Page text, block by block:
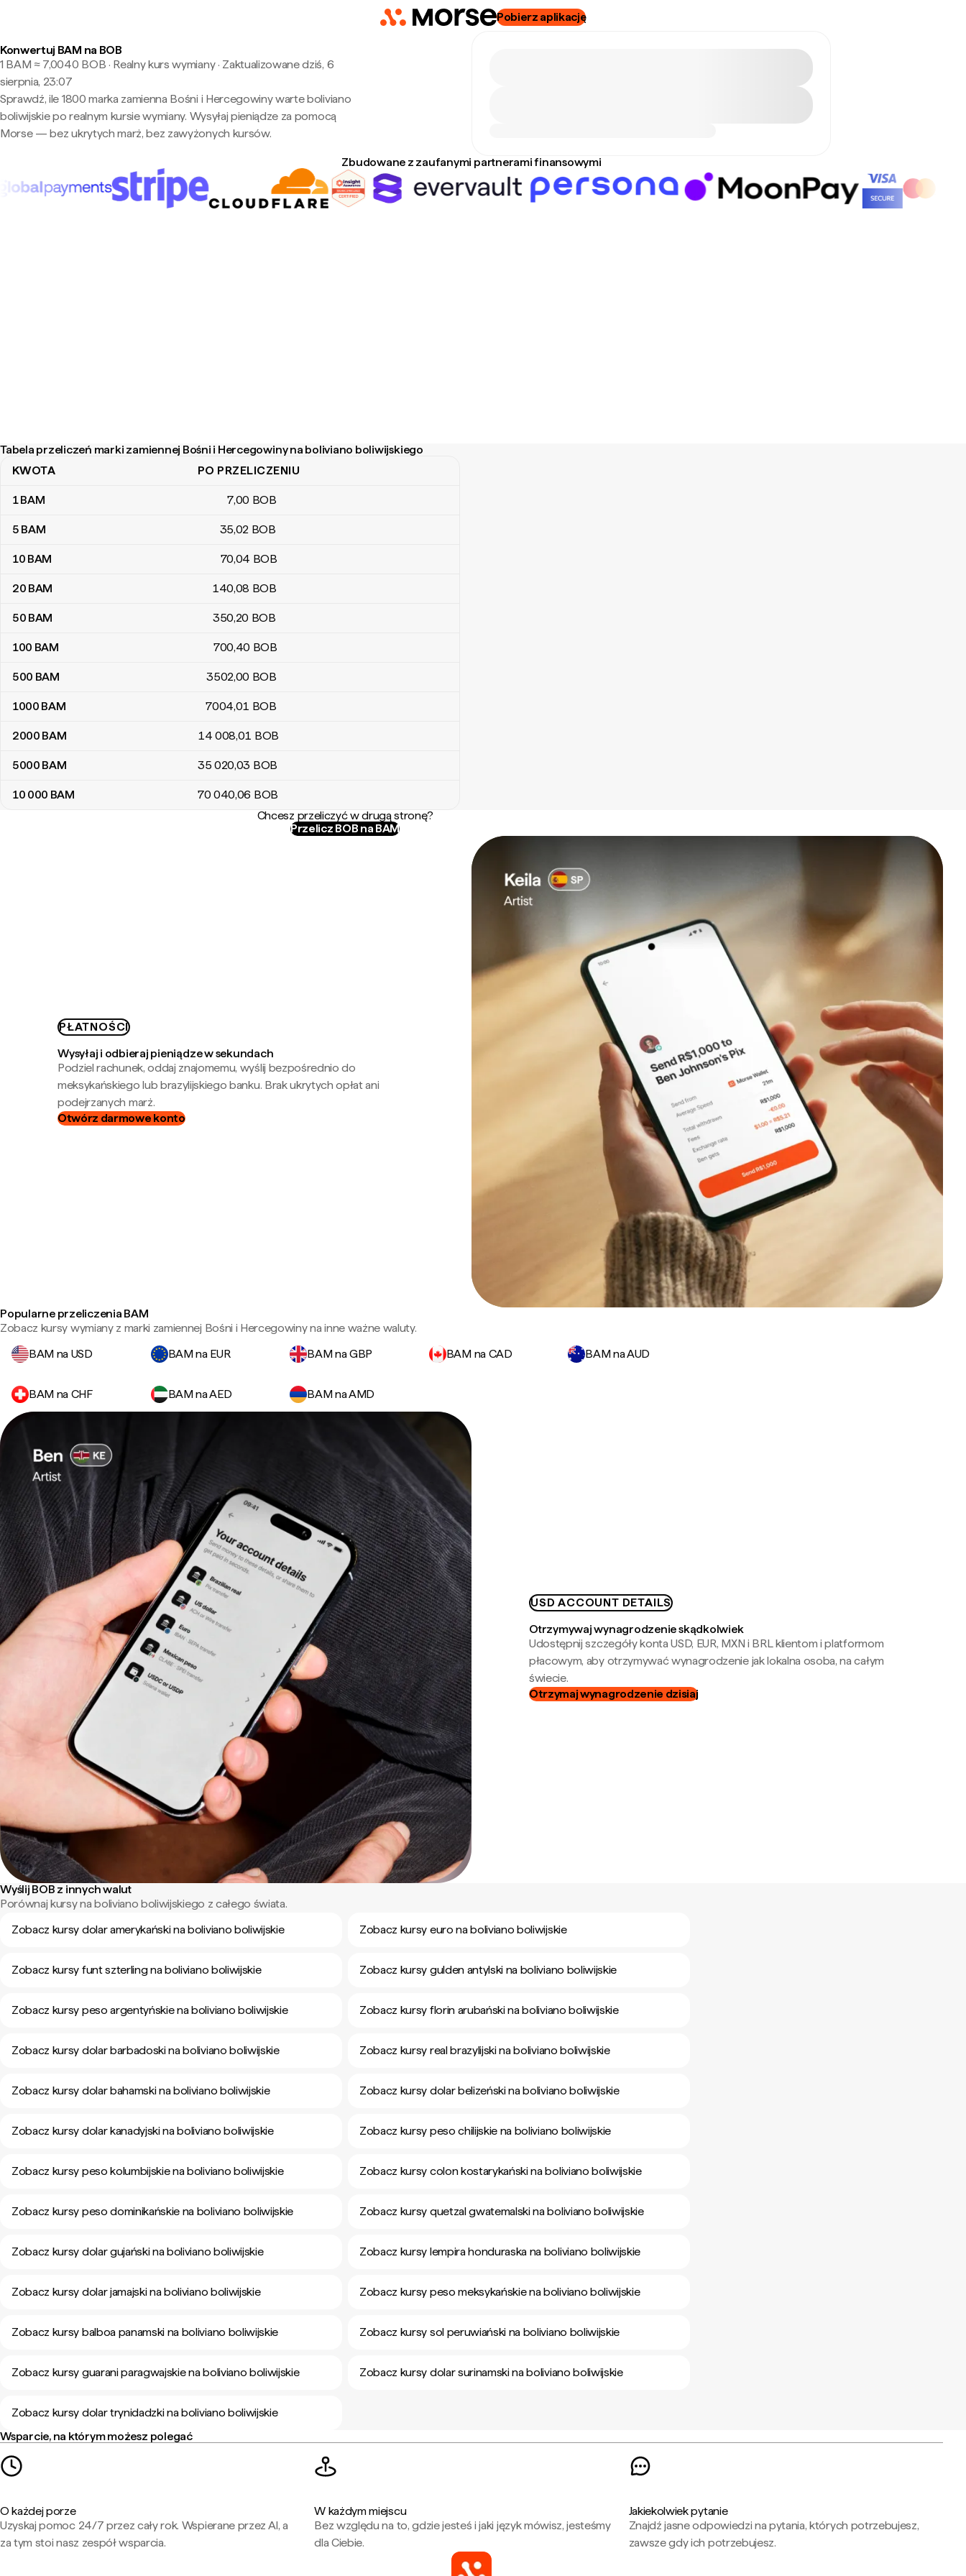
Pobierz aplikację
Konwertuj BAM na BOB
1 BAM ≈ 7,0040 BOB · Realny kurs wymiany· Zaktualizowane dziś, 6
sierpnia, 23:07
Sprawdź, ile 1800 marka zamienna Bośni i Hercegowiny warte boliviano
boliwijskie po realnym kursie wymiany. Wysyłaj pieniądze za pomocą
Morse — bez ukrytych marż, bez zawyżonych kursów.
Zbudowane z zaufanymi partnerami finansowymi
Tabela przeliczeń marki zamiennej Bośni i Hercegowiny na boliviano boliwijskiego
Tabela przeliczeń marki zamiennej Bośni i Hercegowiny na boliviano boliwijskiego
KWOTA PO PRZELICZENIU
1BAM 7,00 BOB
5 BAM 35,02 BOB
10 BAM 70,04 BOB
20 BAM 140,08 BOB
50 BAM 350,20 BOB
100 BAM 700,40 BOB
500 BAM 3502,00 BOB
1000 BAM 7004,01 BOB
2000 BAM 14 008,01 BOB
5000 BAM 35 020,03 BOB
10 000 BAM 70 040,06 BOB
Chcesz przeliczyć w drugą stronę?
Przelicz BOB na BAM
PŁATNOŚCI
Wysyłaj i odbieraj pieniądze w sekundach
Podziel rachunek, oddaj znajomemu, wyślij bezpośrednio do
meksykańskiego lub brazylijskiego banku. Brak ukrytych opłat ani
podejrzanych marż.
Otwórz darmowe konto
Popularne przeliczenia BAM
Zobacz kursy wymiany z marki zamiennej Bośni i Hercegowiny na inne ważne waluty.
BAM na USD
BAM na EUR BAM na GBP BAM na CAD BAM na AUD
BAM na CHF BAM na AED BAM na AMD
USD ACCOUNT DETAILS
Otrzymywaj wynagrodzenie skądkolwiek
Udostępnij szczegóły konta USD, EUR, MXN i BRL klientom i platformom
płacowym, aby otrzymywać wynagrodzenie jak lokalna osoba, na całym
świecie.
Otrzymaj wynagrodzenie dzisiaj
Wyślij BOB z innych walut
Porównaj kursy na boliviano boliwijskiego z całego świata.
Zobacz kursy dolar amerykański na boliviano boliwijskie
Zobacz kursy euro na boliviano boliwijskie
Zobacz kursy funt szterling na boliviano boliwijskie Zobacz kursy gulden antylski na boliviano boliwijskie
Zobacz kursy peso argentyńskie na boliviano boliwijskie Zobacz kursy florin arubański na boliviano boliwijskie
Zobacz kursy dolar barbadoski na boliviano boliwijskie Zobacz kursy real brazylijski na boliviano boliwijskie
Zobacz kursy dolar bahamski na boliviano boliwijskie Zobacz kursy dolar belizeński na boliviano boliwijskie
Zobacz kursy dolar kanadyjski na boliviano boliwijskie Zobacz kursy peso chilijskie na boliviano boliwijskie
Zobacz kursy peso kolumbijskie na boliviano boliwijskie Zobacz kursy colon kostarykański na boliviano boliwijskie
Zobacz kursy peso dominikańskie na boliviano boliwijskie Zobacz kursy quetzal gwatemalski na boliviano boliwijskie
Zobacz kursy dolar gujański na boliviano boliwijskie Zobacz kursy lempira honduraska na boliviano boliwijskie
Zobacz kursy dolar jamajski na boliviano boliwijskie Zobacz kursy peso meksykańskie na boliviano boliwijskie
Zobacz kursy balboa panamski na boliviano boliwijskie Zobacz kursy sol peruwiański na boliviano boliwijskie
Zobacz kursy guarani paragwajskie na boliviano boliwijskie Zobacz kursy dolar surinamski na boliviano boliwijskie
Zobacz kursy dolar trynidadzki na boliviano boliwijskie
Wsparcie, na którym możesz polegać
O każdej porze
Uzyskaj pomoc 24/7 przez cały rok. Wspierane przez AI, a
za tym stoi nasz zespół wsparcia.
W każdym miejscu
Bez względu na to, gdzie jesteś i jaki język mówisz, jesteśmy
dla Ciebie.
Jakiekolwiek pytanie
Znajdź jasne odpowiedzi na pytania, których potrzebujesz,
zawsze gdy ich potrzebujesz.